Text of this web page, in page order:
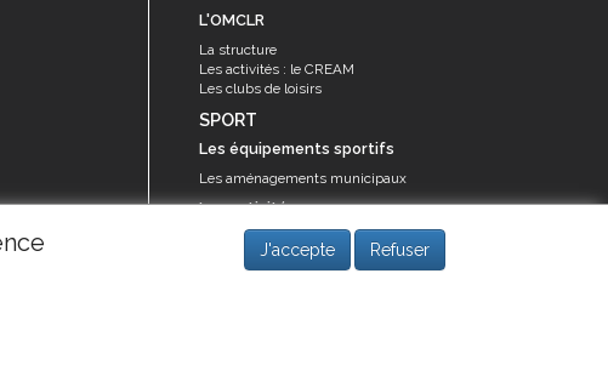
J'accepte Refuser
L'OMCLR
La structure
Les activités : le CREAM
Les clubs de loisirs
SPORT
Les équipements sportifs
Les aménagements municipaux
Les activités
Les activités du service des sports
Guide des activités sportives